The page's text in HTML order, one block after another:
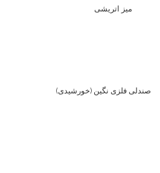
میز اتریشی
صندلی فلزی نگین (خورشیدی)